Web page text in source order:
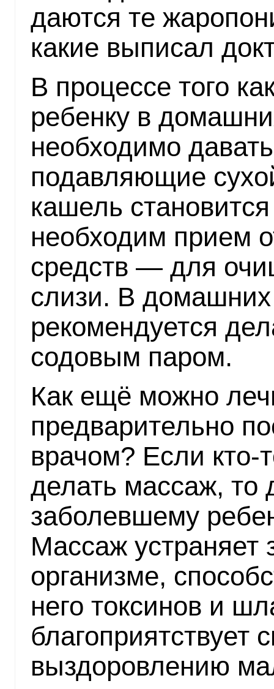
даются те
какие выписал
В процессе того
ребенку в
необходимо
подавляющие
кашель
необходим прием
средств — для
слизи. В домашних
рекомендуется
содовым паром.
Как ещё можно
предварительно
врачом? Если
делать массаж, то
заболевшему
Массаж устраняет
организме,
него токсинов и
благоприятствует
выздоровлению